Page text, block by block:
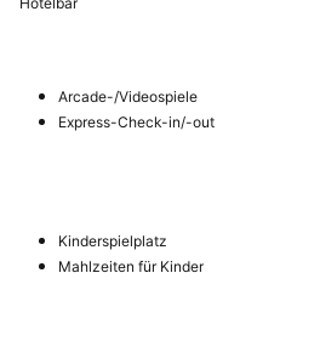
Arcade-/Videospiele
Express-Check-in/-out
Kinderspielplatz
Mahlzeiten für Kinder